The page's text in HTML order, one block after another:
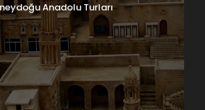
Anadolu Turları